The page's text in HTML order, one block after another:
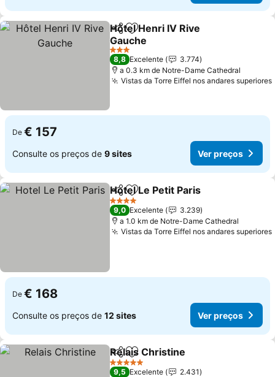
PartilharAdicionar aos favoritos
Hôtel Henri IV Rive
Gauche
Ver preços
3 Estrelas
8,8 Excelente
3.774
a 0.3 km de Notre-Dame Cathedral
Vistas da Torre Eiffel nos andares superiores
De € 157
Consulte os preços de 9 sites Ver preços
PartilharAdicionar aos favoritos
Hotel Le Petit Paris
4 Estrelas
9,0 Excelente
3.239
a 1.0 km de Notre-Dame Cathedral
Vistas da Torre Eiffel nos andares superiores
De € 168
Consulte os preços de 12 sites Ver preços
PartilharAdicionar aos favoritos
Relais Christine
5 Estrelas
9,5 Excelente
2.431